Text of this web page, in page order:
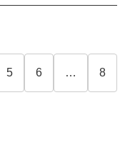
5 6 … 8